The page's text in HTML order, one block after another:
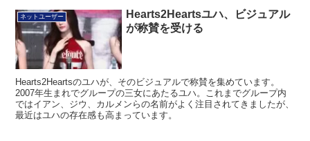
ネットユーザー
Hearts2Heartsユハ、ビジュアル
が称賛を受ける
Hearts2Heartsのユハが、そのビジュアルで称賛を集めています。
2007年生まれでグループの三女にあたるユハ。これまでグループ内
ではイアン、ジウ、カルメンらの名前がよく注目されてきましたが、
最近はユハの存在感も高まっています。